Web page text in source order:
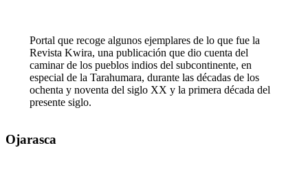
Portal que recoge algunos ejemplares de lo que fue la
Revista Kwira, una publicación que dio cuenta del
caminar de los pueblos indios del subcontinente, en
especial de la Tarahumara, durante las décadas de los
ochenta y noventa del siglo XX y la primera década del
presente siglo.
Ojarasca